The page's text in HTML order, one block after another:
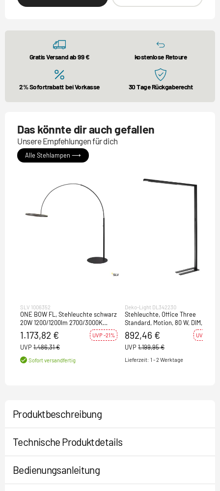
Gratis Versand ab 99 € kostenlose Retoure
2% Sofortrabatt bei Vorkasse 30 Tage Rückgaberecht
Das könnte dir auch gefallen
Unsere Empfehlungen für dich
Alle Stehlampen ⟶
SLV 1006352
ONE BOW FL, Stehleuchte schwarz
20W 1200/1200lm 2700/3000K
CRI90 140°
1.173,82 € UVP -21%
UVP 1.486,31 €
Sofort versandfertig
Deko-Light DL342230
Stehleuchte, Office Three
Standard, Motion, 80 W, DIM, 4000
K, schwarz, 220-240 V/AC, 50 / 60
Hz
892,46 € UVP -26%
UVP 1.199,95 €
Lieferzeit: 1 - 2 Werktage
Produktbeschreibung
Technische Produktdetails
Bedienungsanleitung